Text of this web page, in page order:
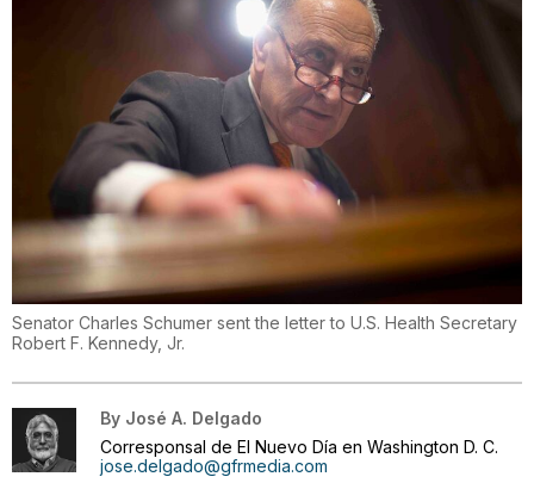
Senator Charles Schumer sent the letter to U.S. Health Secretary
Robert F. Kennedy, Jr.
By José A. Delgado
Corresponsal de El Nuevo Día en Washington D. C.
jose.delgado@gfrmedia.com